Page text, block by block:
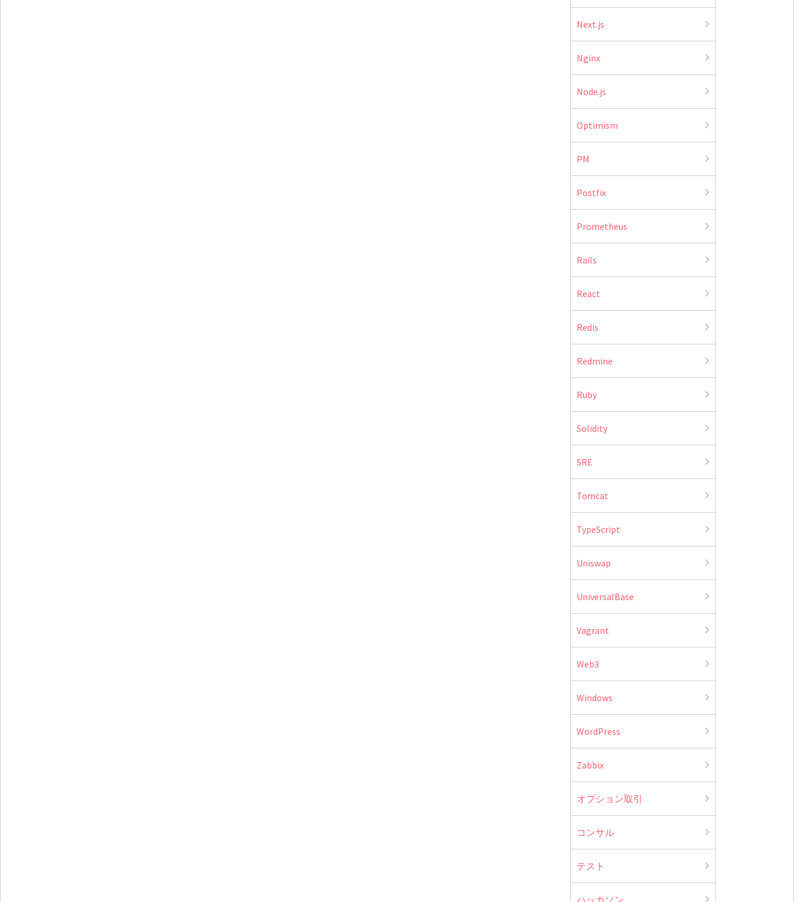
Next.js
Nginx
Node.js
Optimism
PM
Postfix
Prometheus
Rails
React
Redis
Redmine
Ruby
Solidity
SRE
Tomcat
TypeScript
Uniswap
UniversalBase
Vagrant
Web3
Windows
WordPress
Zabbix
オプション取引
コンサル
テスト
ハッカソン